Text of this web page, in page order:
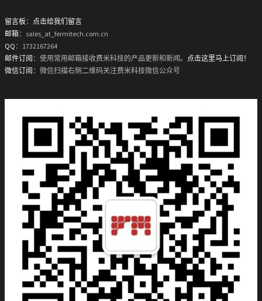
留言板 ： 点击给我们留言
邮箱：sales_at_fermitech.com.cn
QQ ：1732167264
邮件订阅 ：使用常用邮箱接收费米科技的产品更新和新闻。 点击这里马上订阅！
微信订阅 ：微信扫描右侧二维码关注费米科技微信公众号